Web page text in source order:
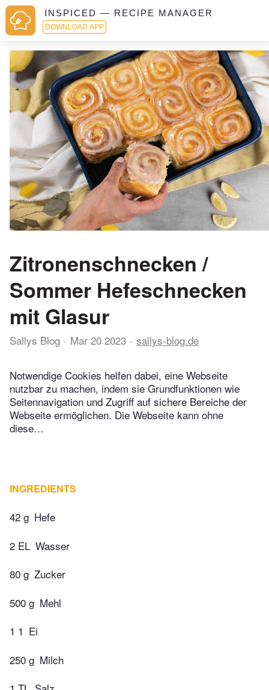
INSPICED — RECIPE MANAGER
DOWNLOAD APP
Zitronenschnecken /
Sommer Hefeschnecken
mit Glasur
Sallys Blog Mar 20 2023 sallys-blog.de
Notwendige Cookies helfen dabei, eine Webseite
nutzbar zu machen, indem sie Grundfunktionen wie
Seitennavigation und Zugriff auf sichere Bereiche der
Webseite ermöglichen. Die Webseite kann ohne
diese…
INGREDIENTS
42 g Hefe
2 EL Wasser
80 g Zucker
500 g Mehl
1 1 Ei
250 g Milch